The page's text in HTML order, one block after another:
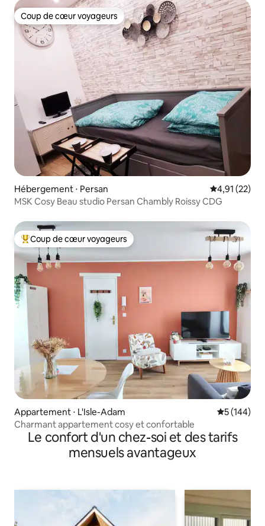
Coup de cœur voyageurs
Coup de cœur voyageurs
Hébergement ⋅ Persan Évaluation
4,91 (22)
MSK Cosy Beau studio Persan Chambly Roissy CDG
Coups de cœur voyageurs les plus appréciés
Coup de cœur voyageurs
Appartement ⋅ L'Isle-Adam Évaluation
5 (144)
Charmant appartement cosy et confortable
Le confort d'un chez-soi et des tarifs
mensuels avantageux